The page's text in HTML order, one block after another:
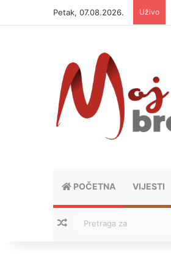
Petak, 07.08.2026. Uživo
POČETNA VIJESTI
Nasumični tekstovi